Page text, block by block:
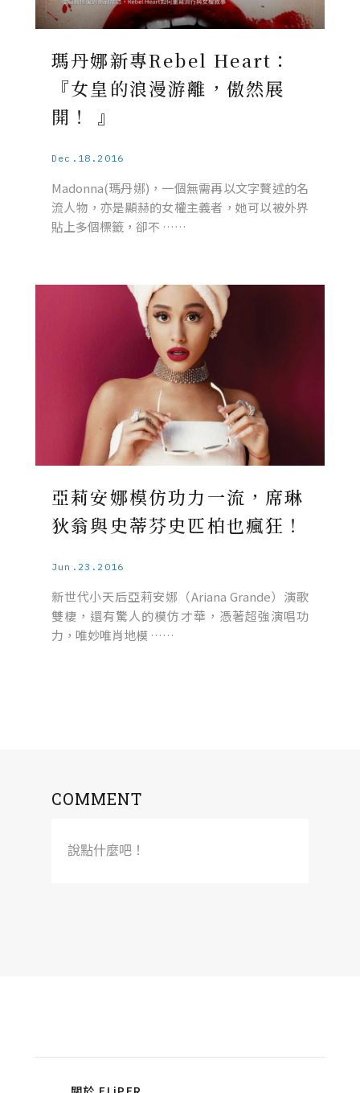
瑪丹娜新專Rebel Heart：
『女皇的浪漫游離，傲然展
開！ 』
Dec.18.2016
Madonna(瑪丹娜)，一個無需再以文字贅述的名
流人物，亦是顯赫的女權主義者，她可以被外界
貼上多個標籤，卻不 ……
亞莉安娜模仿功力一流，席琳
狄翁與史蒂芬史匹柏也瘋狂！
Jun.23.2016
新世代小天后亞莉安娜（Ariana Grande）演歌
雙棲，還有驚人的模仿才華，憑著超強演唱功
力，唯妙唯肖地模 ……
COMMENT
說點什麼吧！